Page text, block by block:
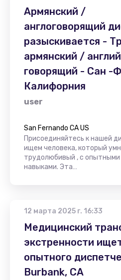
Армянский /
англоговорящий
разыскивается -
армянский /
говорящий - Сан -
Калифорния
user
San Fernando CA US
Присоединяйтесь к нашей
ищем человека, который
трудолюбивый , с
навыками. Эта…
12 марта 2025 г. 16:33
Медицинский
экстренности
опытного
Burbank, CA